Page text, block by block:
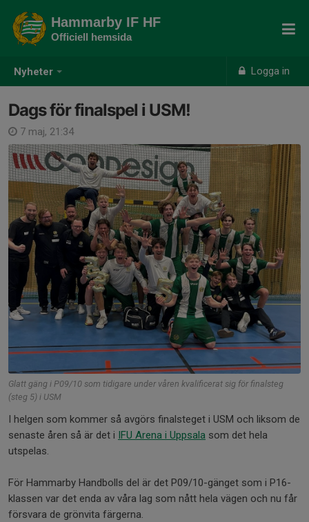
Nyheter Logga in
Hammarby IF HF
Officiell hemsida
Dags för finalspel i USM!
7 maj, 21:34
Glatt gäng i P09/10 som tidigare under våren kvalificerat sig för finalsteg
(steg 5) i USM
I helgen som kommer så avgörs finalsteget i USM och liksom de
senaste åren så är det i IFU Arena i Uppsala som det hela
utspelas.
För Hammarby Handbolls del är det P09/10-gänget som i P16-
klassen var det enda av våra lag som nått hela vägen och nu får
försvara de grönvita färgerna.